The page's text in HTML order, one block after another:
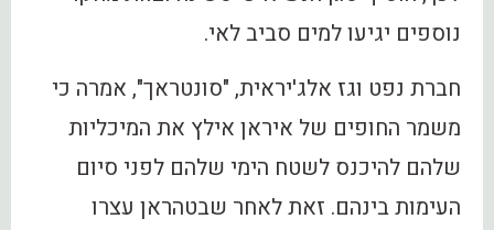
נוספים יגיעו למים סביב לאי.
חברת נפט וגז אלג'יראית, "סונטראך", אמרה כי
משמר החופים של איראן אילץ את המיכליות
שלהם להיכנס לשטח הימי שלהם לפני סיום
העימות בינהם. זאת לאחר שבטהראן עצרו